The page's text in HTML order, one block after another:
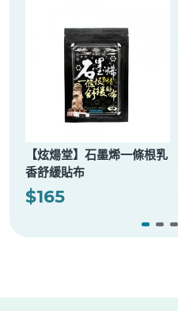
【炫煬堂】石墨烯一條根乳
香舒緩貼布
$165